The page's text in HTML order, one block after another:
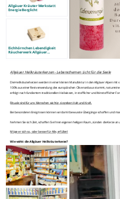
Allgäuer Kräuter Werkstatt
Energie Berglicht
Eichhörnchen Lebendigkeit
Räucherwerk Allgäuer...
Allgäuer Heilkräuterkerzen - Lebensthemen Licht für die Seele
Die Heilkräuterkerzen werden in einer kleinen Manufaktur in den Allgäuer Alpen mit
100% aus einer Restverwendung des europäischen Olivenanbaus stammt,
erfolgt nach fundiertem traditionellen Heilwissen, in stofflicher und feinstofflicher
Rituale sind für uns Menschen wichtig, sie geben Halt und Kraft.
Bei besonderen Ereignissen können wir damit bewusste Übergänge schaffen und
Nehmen Sie sich Zeit, schaffen Sie Ihren eigenen heiligen Raum, zünden die Kerze
Möge er sich so, oder besser für Alle, erfüllen!
Wie wirkt die Allgäuer Heilkräuterkerze?
Die Wirkungsweise ist ähnlich einer feinen Räucherung. Transformiert durch das
freigesetzt und unterstützt unsere eigenen geistigen Intentionen und mentalen